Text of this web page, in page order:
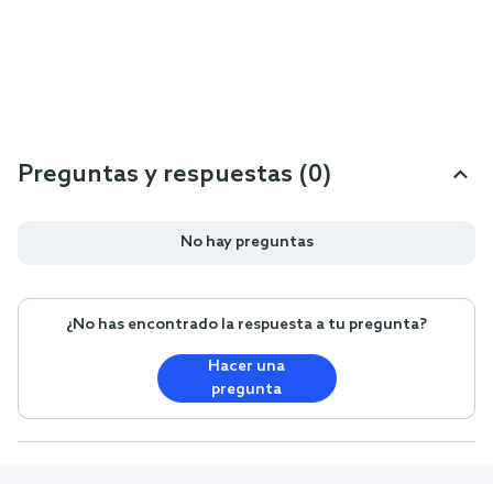
Preguntas y respuestas (0)
No hay preguntas
¿No has encontrado la respuesta a tu pregunta?
Hacer una
pregunta